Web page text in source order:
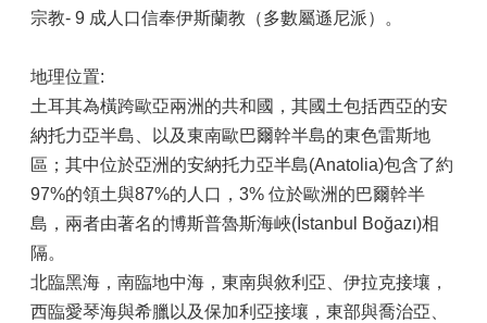
宗教- 9 成人口信奉伊斯蘭教（多數屬遜尼派）。
地理位置:
土耳其為橫跨歐亞兩洲的共和國，其國土包括西亞的安
納托力亞半島、以及東南歐巴爾幹半島的東色雷斯地
區；其中位於亞洲的安納托力亞半島(Anatolia)包含了約
97%的領土與87%的人口，3% 位於歐洲的巴爾幹半
島，兩者由著名的博斯普魯斯海峽(İstanbul Boğazı)相
隔。
北臨黑海，南臨地中海，東南與敘利亞、伊拉克接壤，
西臨愛琴海與希臘以及保加利亞接壤，東部與喬治亞、